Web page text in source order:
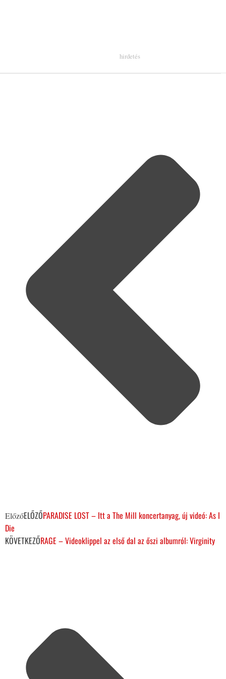
ElőzőELŐZŐPARADISE LOST – Itt a The Mill koncertanyag, új videó: As I
Die
KÖVETKEZŐRAGE – Videoklippel az első dal az őszi albumról: Virginity